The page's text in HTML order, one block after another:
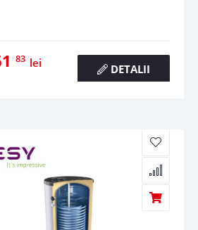
83 lei DETALII